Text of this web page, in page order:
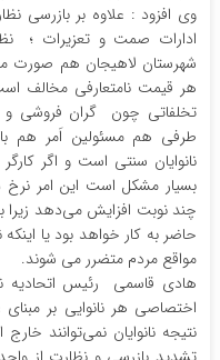
وی افزود : علاوه بر بازرسی
ادارات صمت و تعزیرات ؛
شهرستان لاهیجان هم صورت می
هر قیمت نامتعارفی مخالف
تخلفاتی چون گران فروشی و
طرفی هم مسئولین اَمر هم
نانوایان سنتی است و اگر
بسیار مشکل است این امر نرخ
چند نوبت افزایش می‌دهد زیرا با
حاضر به کار خواهد بود یا اینکه
مواقع مردم متضرر می شوند.
هادی قاسمی رئیس اتحادیه
اختصاصی هر نانوایی بر
نتیجه نانوایان نمی‌توانند